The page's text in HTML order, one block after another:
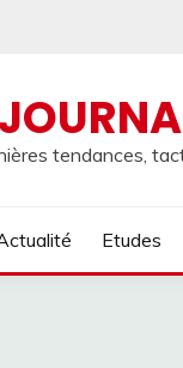
tendances,
Etudes